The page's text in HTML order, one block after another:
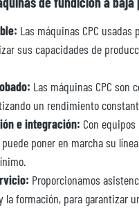
Las máquinas CPC
sus capacidades de
Las máquinas CPC son
un rendimiento
e integración: Con
poner en marcha su
Proporcionamos
la formación, para garantizar